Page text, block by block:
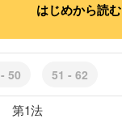
はじめから読む
50 51 - 62
第1法